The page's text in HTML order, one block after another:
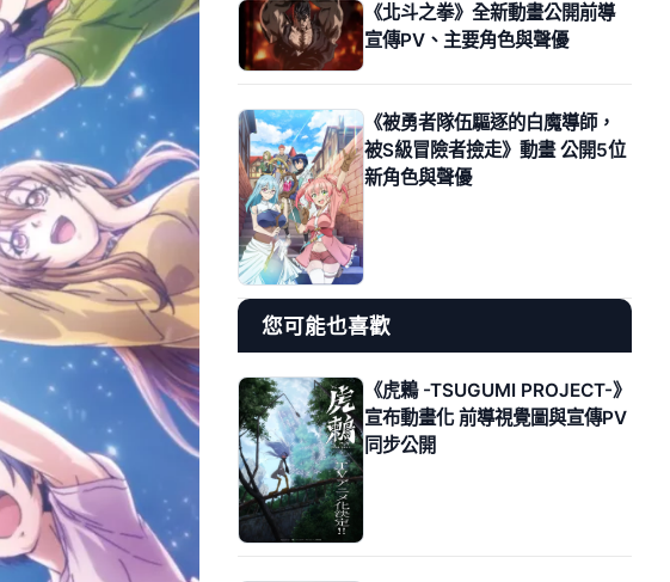
《北斗之拳》全新動畫公開前導
宣傳PV、主要角色與聲優
《被勇者隊伍驅逐的白魔導師，
被S級冒險者撿走》動畫 公開5位
新角色與聲優
您可能也喜歡
《虎鶫 -TSUGUMI PROJECT-》
宣布動畫化 前導視覺圖與宣傳PV
同步公開